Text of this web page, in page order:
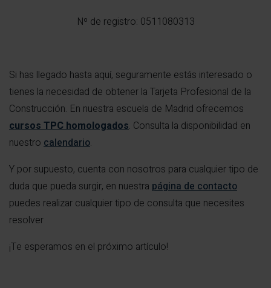
Nº de registro: 0511080313
Si has llegado hasta aquí, seguramente estás interesado o
tienes la necesidad de obtener la Tarjeta Profesional de la
Construcción. En nuestra escuela de Madrid ofrecemos
cursos TPC homologados. Consulta la disponibilidad en
nuestro calendario.
Y por supuesto, cuenta con nosotros para cualquier tipo de
duda que pueda surgir, en nuestra página de contacto
puedes realizar cualquier tipo de consulta que necesites
resolver
¡Te esperamos en el próximo artículo!